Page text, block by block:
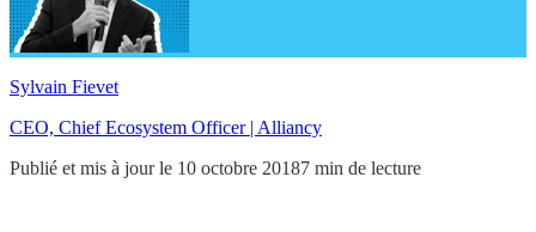
Sylvain Fievet
CEO, Chief Ecosystem Officer | Alliancy
Publié et mis à jour le 10 octobre 20187 min de lecture